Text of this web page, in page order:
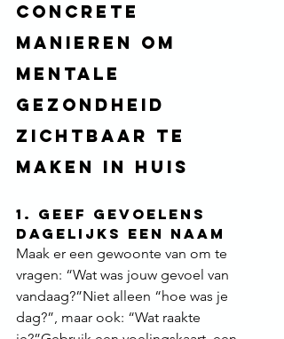
Concrete
manieren om
mentale
gezondheid
zichtbaar te
maken in huis
1. Geef gevoelens
dagelijks een naam
Maak er een gewoonte van om te
vragen: “Wat was jouw gevoel van
vandaag?”Niet alleen “hoe was je
dag?”, maar ook: “Wat raakte